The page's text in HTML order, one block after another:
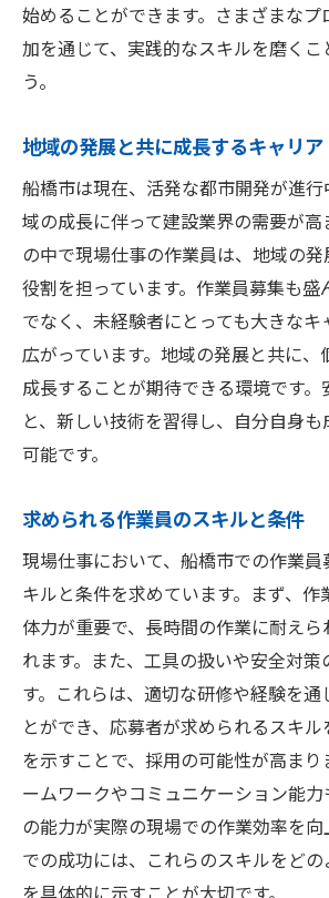
始めることができます。さまざまな
加を通じて、実践的なスキルを磨くこ
う。
地域の発展と共に成長するキャリア
船橋市は現在、活発な都市開発が進
域の成長に伴って建設業界の需要が高
の中で現場仕事の作業員は、地域の
役割を担っています。作業員募集も盛
でなく、未経験者にとっても大きな
広がっています。地域の発展と共に、
成長することが期待できる環境です。
と、新しい技術を習得し、自分自身
可能です。
求められる作業員のスキルと条件
現場仕事において、船橋市での作業
キルと条件を求めています。まず、作
体力が重要で、長時間の作業に耐え
れます。また、工具の扱いや安全対策
す。これらは、適切な研修や経験を通
とができ、応募者が求められるスキル
を示すことで、採用の可能性が高まり
ームワークやコミュニケーション能
の能力が実際の現場での作業効率を
での成功には、これらのスキルをど
を具体的に示すことが大切です。